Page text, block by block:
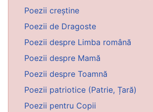
Poezii creștine
Poezii de Dragoste
Poezii despre Limba română
Poezii despre Mamă
Poezii despre Toamnă
Poezii patriotice (Patrie, Țară)
Poezii pentru Copii